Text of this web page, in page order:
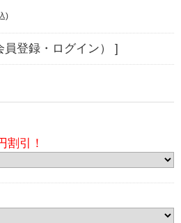
)
員登録・ログイン） ]
割引！